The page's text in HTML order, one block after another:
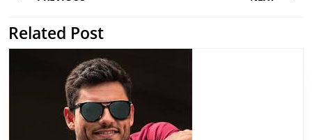
l’article
Previous
post:
post:
Related Post